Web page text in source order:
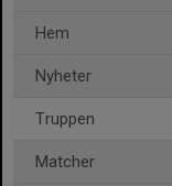
Hem
Nyheter
Truppen
Matcher